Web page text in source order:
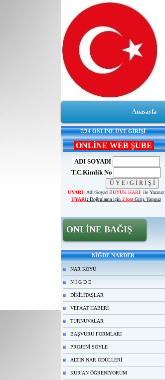
Anasayfa
7/24 ONLİNE ÜYE GİRİŞİ
ONLİNE WEB ŞUBE
ADI SOYADI
T.C.Kimlik No
UYARI: Adı/Soyad BÜYÜK HARF ile Yazınız
UYARI:Doğrulama için 2 kezGiriş Yapınız
ONLİNE BAĞIŞ
NİĞDE NARDER
NAR KÖYÜ
N İ G D E
DİKİLİTAŞLAR
VEFAAT HABERİ
TURNUVALAR
BAŞVURU FORMLARI
PROJENİ SÖYLE
ALTIN NAR ÖDÜLLERİ
KUR'AN ÖĞRENİYORUM